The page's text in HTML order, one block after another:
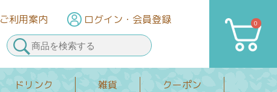
ご利用案内 ログイン ・会員登録 0
カート
ドリンク 雑貨 クーポン